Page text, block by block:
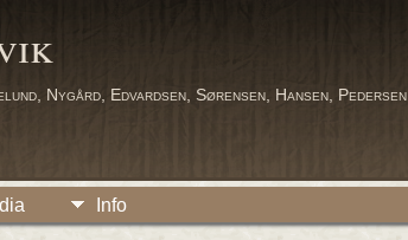
Nygård, Edvardsen, Sørensen, Hansen, Pedersen
Info